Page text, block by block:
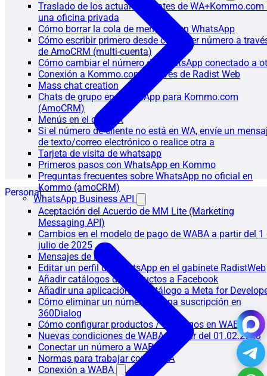
Traslado de los actuales clientes de WA+Kommo.com
una oficina privada
Cómo borrar la cola de mensajes en WhatsApp
Cómo escribir primero desde cualquier número a
de AmoCRM (multi-cuenta)
Cómo cambiar el número de WhatsApp conectado a
Conexión a Kommo.com a través de Radist Web
Mass chat creation
Chats de grupo en WhatsApp para Kommo.com
(AmoCRM)
Menús en el chatbot
Si el número de cliente no está en WA, envíe un
de texto/correo electrónico o realice otra a
Tarjeta de visita de whatsapp
Primeros pasos con WhatsApp en Kommo
Preguntas frecuentes sobre WhatsApp no oficial en
Kommo (amoCRM)
WhatsApp Business API
Aceptación del Acuerdo de MM Lite (Marketing
Messaging API)
Cambios en el modelo de pago de WABA a partir del 1
julio de 2025
Mensajes de inicio
Editar un perfil de WhatsApp en el gabinete RadistWeb
Añadir catálogos de productos a Facebook
Añadir una aplicación de catálogo a Meta for
Cómo eliminar un número de una suscripción en
360Dialog
Cómo configurar productos / catálogos en WABA
Nuevas condiciones de WABA a partir del 01.02.2023
Conectar un número a WABA
Normas para trabajar con WABA
Conexión a WABA
Personal